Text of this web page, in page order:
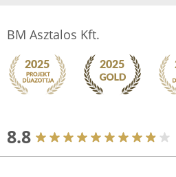
BM Asztalos Kft.
8.8